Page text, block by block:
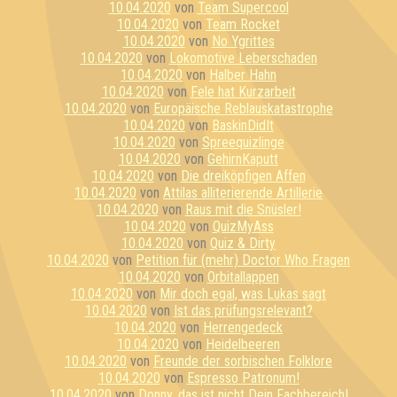
10.04.2020 von Team Supercool
10.04.2020 von Team Rocket
10.04.2020 von No Ygrittes
10.04.2020 von Lokomotive Leberschaden
10.04.2020 von Halber Hahn
10.04.2020 von Fele hat Kurzarbeit
10.04.2020 von Europäische Reblauskatastrophe
10.04.2020 von BaskinDidIt
10.04.2020 von Spreequizlinge
10.04.2020 von GehirnKaputt
10.04.2020 von Die dreiköpfigen Affen
10.04.2020 von Attilas alliterierende Artillerie
10.04.2020 von Raus mit die Snüsler!
10.04.2020 von QuizMyAss
10.04.2020 von Quiz & Dirty
10.04.2020 von Petition für (mehr) Doctor Who Fragen
10.04.2020 von Orbitallappen
10.04.2020 von Mir doch egal, was Lukas sagt
10.04.2020 von Ist das prüfungsrelevant?
10.04.2020 von Herrengedeck
10.04.2020 von Heidelbeeren
10.04.2020 von Freunde der sorbischen Folklore
10.04.2020 von Espresso Patronum!